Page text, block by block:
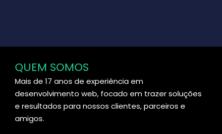
QUEM SOMOS
Mais de 17 anos de experiência em
desenvolvimento web, focado em trazer soluções
e resultados para nossos clientes, parceiros e
amigos.